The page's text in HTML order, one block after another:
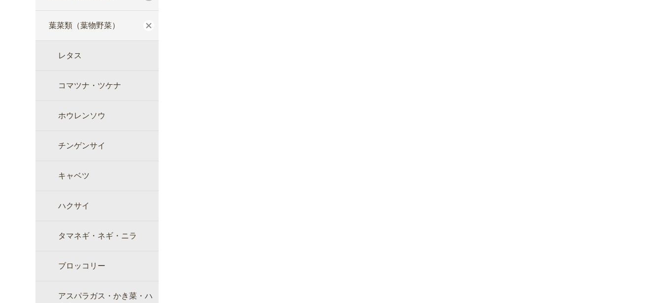
葉菜類（葉物野菜）
レタス
コマツナ・ツケナ
ホウレンソウ
チンゲンサイ
キャベツ
ハクサイ
タマネギ・ネギ・ニラ
ブロッコリー
アスパラガス・かき菜・ハ